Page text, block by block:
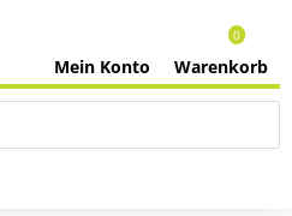
Warenkorb
0
Mein Konto